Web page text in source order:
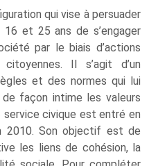
qui vise à persuader
et 25 ans de s’engager
par le biais d’actions
Il s’agit d’un
et des normes qui lui
façon intime les valeurs
service civique est entré en
2010. Son objectif est de
les liens de cohésion, la